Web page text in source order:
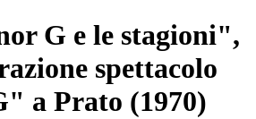
G e le stagioni",
spettacolo
a Prato (1970)